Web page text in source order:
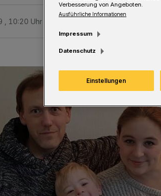
, 10:20 Uhr
Verbesserung von Angeboten.
Ausführliche Informationen
Impressum
Datenschutz
Einstellungen